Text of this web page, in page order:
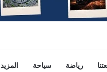
رياضة سياحة المزيد